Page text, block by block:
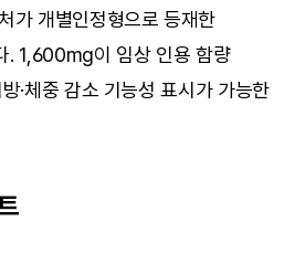
가 개별인정형으로 등재한
. 1,600mg이 임상 인용 함량
·체중 감소 기능성 표시가 가능한